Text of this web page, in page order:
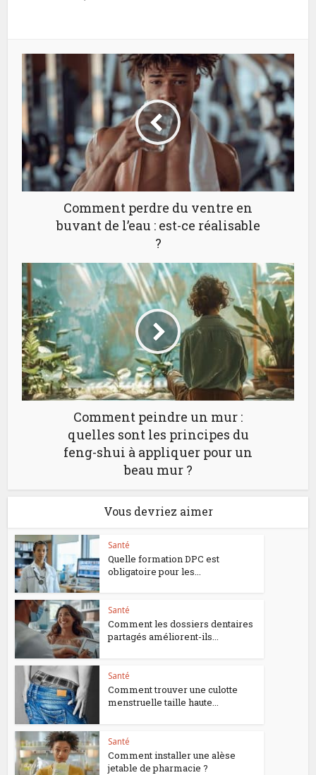
Comment perdre du ventre en
buvant de l’eau : est-ce réalisable
?
Comment peindre un mur :
quelles sont les principes du
feng-shui à appliquer pour un
beau mur ?
Vous devriez aimer
Santé
Quelle formation DPC est
obligatoire pour les...
Santé
Comment les dossiers dentaires
partagés améliorent-ils...
Santé
Comment trouver une culotte
menstruelle taille haute...
Santé
Comment installer une alèse
jetable de pharmacie ?